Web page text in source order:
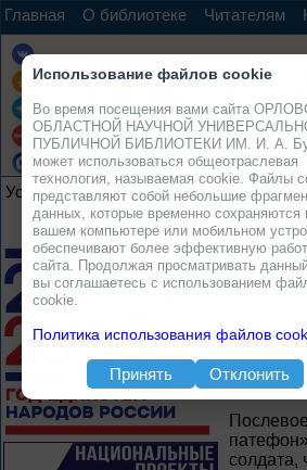
Главная О библиотеке Читателям
Услуги Ресурсы Проекты
Использование файлов cookie
Во время посещения вами сайта
ОБЛАСТНОЙ НАУЧНОЙ
ПУБЛИЧНОЙ БИБЛИОТЕКИ ИМ. И. А.
может использоваться общеотраслевая
технология, называемая cookie. Файлы
представляют собой небольшие
данных, которые временно сохраняются
вашем компьютере или мобильном
обеспечивают более эффективную
сайта. Продолжая просматривать
вы соглашаетесь с использованием
cookie.
Политика использования файлов
Принять Отклонить